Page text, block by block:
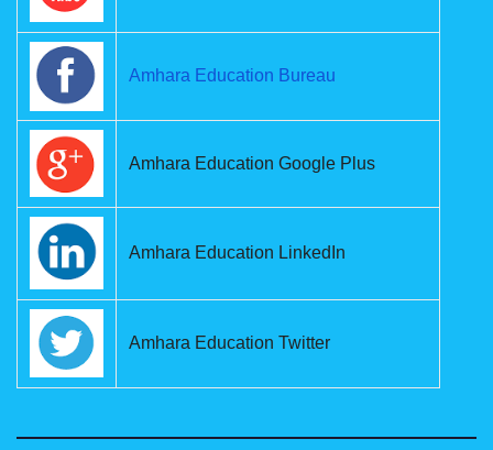
Amhara Education Bureau
Amhara Education Google Plus
Amhara Education LinkedIn
Amhara Education Twitter